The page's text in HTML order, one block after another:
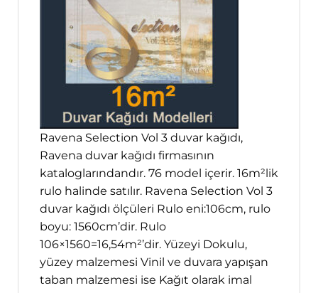
Ravena Selection Vol 3 duvar kağıdı,
Ravena duvar kağıdı firmasının
kataloglarındandır. 76 model içerir. 16m²lik
rulo halinde satılır. Ravena Selection Vol 3
duvar kağıdı ölçüleri Rulo eni:106cm, rulo
boyu: 1560cm’dir. Rulo
106×1560=16,54m²’dir. Yüzeyi Dokulu,
yüzey malzemesi Vinil ve duvara yapışan
taban malzemesi ise Kağıt olarak imal